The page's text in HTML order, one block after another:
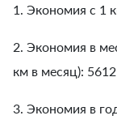
1. Экономия с 1
2. Экономия в
км в месяц): 5612
3. Экономия в